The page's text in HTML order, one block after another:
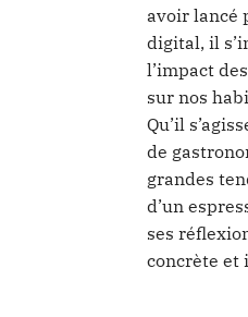
avoir lancé
digital, il
l’impact
sur nos
Qu’il
de
grandes
d’un
ses
concrète et